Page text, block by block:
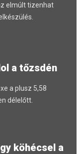
elmúlt tizenhat
a tőzsdén
a plusz 5,58
délelőtt.
köhécsel a